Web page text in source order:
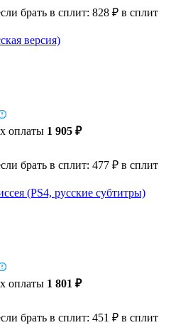
брать в сплит: 828 ₽ в сплит
версия)
оплаты 1 905 ₽
брать в сплит: 477 ₽ в сплит
(PS4, русские субтитры)
оплаты 1 801 ₽
брать в сплит: 451 ₽ в сплит